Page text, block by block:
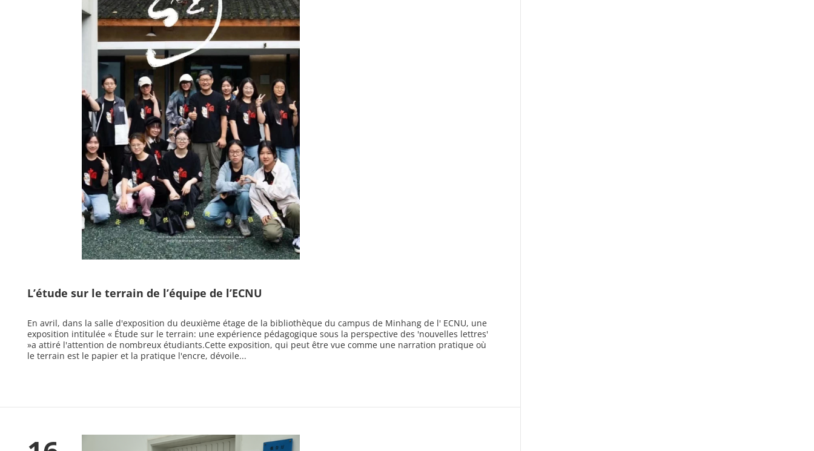
L’étude sur le terrain de l’équipe de l’ECNU
En avril, dans la salle d'exposition du deuxième étage de la bibliothèque du campus de Minhang de l' ECNU, une
exposition intitulée « Étude sur le terrain: une expérience pédagogique sous la perspective des 'nouvelles lettres'
»a attiré l'attention de nombreux étudiants.Cette exposition, qui peut être vue comme une narration pratique où
le terrain est le papier et la pratique l'encre, dévoile...